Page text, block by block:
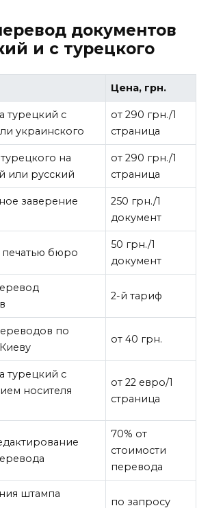
документов
и с турецкого
Цена, грн.
турецкий с
украинского
от 290 грн./1
страница
на
или русский
от 290 грн./1
страница
заверение
250 грн./1
документ
бюро
50 грн./1
документ
2-й тариф
по
от 40 грн.
турецкий с
носителя
от 22 евро/1
страница
70% от
стоимости
перевода
штампа
по запросу